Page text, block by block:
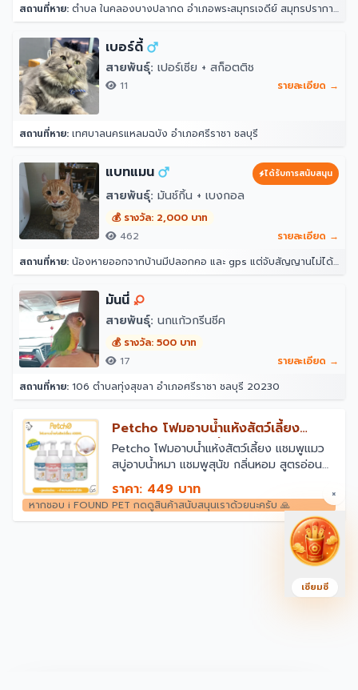
สถานที่หาย: ตำบล ในคลองบางปลากด อำเภอพระสมุทรเจดีย์ สมุทรปราการ 10290
เบอร์ดี้
สายพันธุ์: เปอร์เซีย + สก็อตติช
11 รายละเอียด →
สถานที่หาย: เทศบาลนครแหลมฉบัง อำเภอศรีราชา ชลบุรี
แบทแมน ได้รับการสนับสนุน
สายพันธุ์: มันช์กิ้น + เบงกอล
💰 รางวัล: 2,000 บาท
462
รายละเอียด →
สถานที่หาย: น้องหายออกจากบ้านมีปลอกคอ และ gps แต่จับสัญญานไม่ได้ จุดที่น้องหายล่าสุดคือ หลังบ้าน204 ราณี 7 แขวงคันนายาว เขตคันนายาว กรุงเทพมหานคร 10230
มันนี่
สายพันธุ์: นกแก้วกรีนชีค
💰 รางวัล: 500 บาท
17
รายละเอียด →
สถานที่หาย: 106 ตำบลทุ่งสุขลา อำเภอศรีราชา ชลบุรี 20230
￼Petcho โฟมอาบน้ำแห้งสัตว์เลี้ยง
แชมพูแมว สบู่อาบน้ําหมา แชมพูสุนัข
กลิ่นหอม สูตรอ่อนโยน สะอาด ดับกลิ่น
￼Petcho โฟมอาบน้ำแห้งสัตว์เลี้ยง แชมพูแมว
สบู่อาบน้ําหมา แชมพูสุนัข กลิ่นหอม สูตรอ่อน
โยน สะอาด ดับกลิ่น 400ml
ราคา: 449 บาท
หากชอบ i FOUND PET กดดูสินค้าสนับสนุนเราด้วยนะครับ 🙏
×
เซียมซี